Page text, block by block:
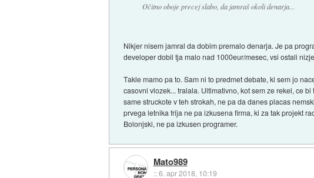
Očitno oboje precej slabo, da jamraš okoli denarja...
Nikjer nisem jamral da dobim premalo denarja. Je pa
developer dobil tja malo nad 1000eur/mesec, vsi ostali
Takle mamo pa to. Sam ni to predmet debate, ki sem jo
casovni vlozek... tralala. Ultimativno, kot sem ze rekel, ce
same struckote v teh strokah, ne pa da danes placas
prvega letnika frija ne pa izkusena firma, ki za tak projekt
Bolonjski, ne pa izkusen programer.
Mato989
::6. apr 2018, 10:19